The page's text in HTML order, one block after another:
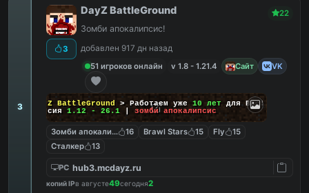
3
3
DayZ BattleGround 22
Зомби апокалипсис!
добавлен 917 дн назад
51 игроков онлайн
v 1.8 - 1.21.4 Сайт VK
DayZ BattleGround > Работаем уже 10 лет для Вас!
Версия 1.12 - 26.1 | зомби апокалипсис
Зомби апокалипсис16 Brawl Stars 15 Fly
15
Сталкер
13
PC hub3.mcdayz.ru
копий IPв августе49сегодня2